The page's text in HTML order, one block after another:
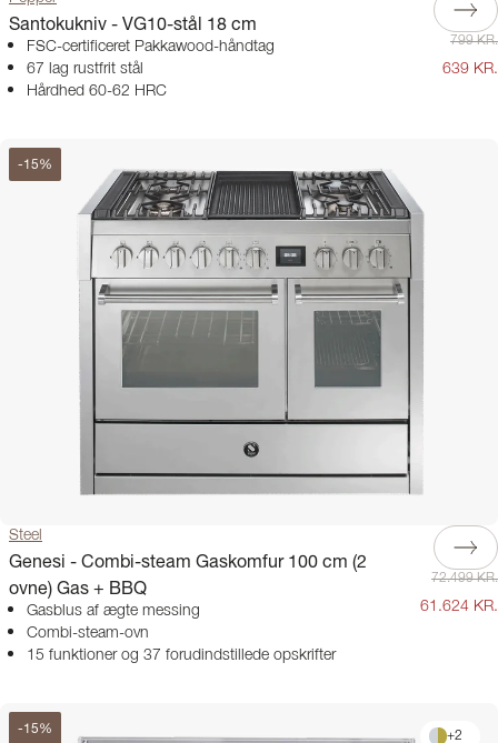
Santokukniv - VG10-stål 18 cm
FSC-certificeret Pakkawood-håndtag
67 lag rustfrit stål
Hårdhed 60-62 HRC
799 KR.
639 KR.
-15%
Steel
Genesi - Combi-steam Gaskomfur 100 cm (2
ovne) Gas + BBQ
Gasblus af ægte messing
Combi-steam-ovn
15 funktioner og 37 forudindstillede opskrifter
72.499 KR.
61.624 KR.
-15% +2